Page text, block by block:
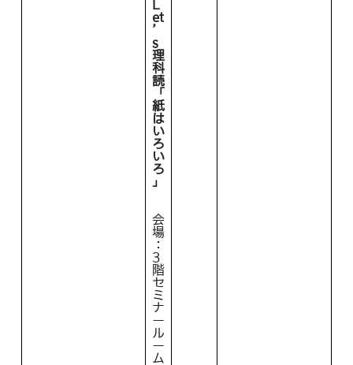
et
’
s
理
科
読
「
紙
は
い
ろ
い
ろ
」
会
場
：
3
階
セ
ミ
ナ
ー
ル
ー
ム